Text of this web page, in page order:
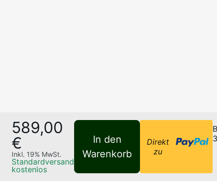
589,00
€
Inkl. 19% MwSt.
Standardversand
kostenlos
In den
Warenkorb
Direkt
zu